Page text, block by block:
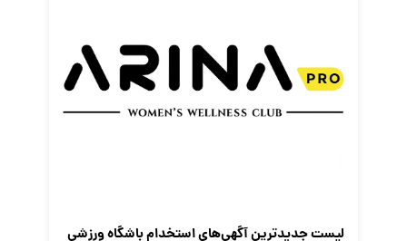
لیست جدیدترین آگهی‌های استخدام باشگاه ورزشی